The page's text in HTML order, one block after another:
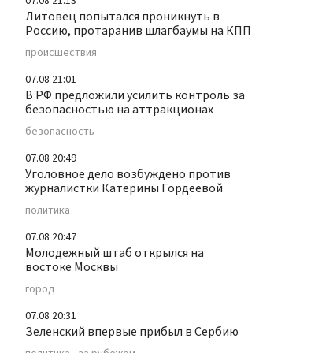
Литовец попытался проникнуть в
Россию, протаранив шлагбаумы на КПП
происшествия
07.08 21:01
В РФ предложили усилить контроль за
безопасностью на аттракционах
безопасность
07.08 20:49
Уголовное дело возбуждено против
журналистки Катерины Гордеевой
политика
07.08 20:47
Молодежный штаб открылся на
востоке Москвы
город
07.08 20:31
Зеленский впервые прибыл в Сербию